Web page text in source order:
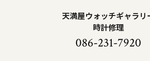
天満屋ウォッチギャラリ
時計修理
086-231-7920